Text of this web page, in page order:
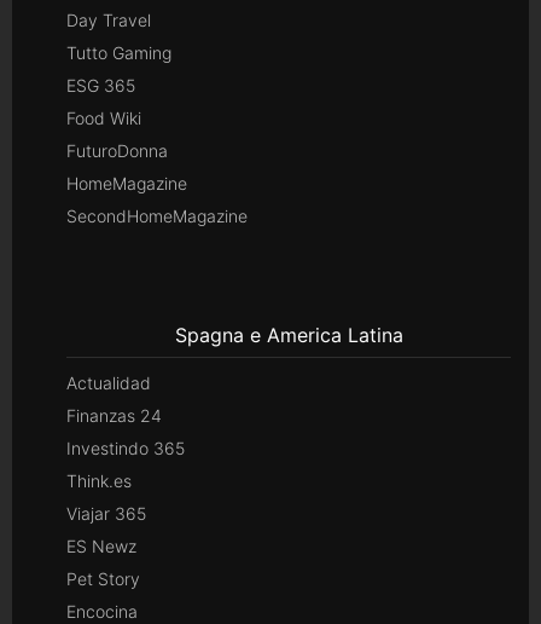
Day Travel
Tutto Gaming
ESG 365
Food Wiki
FuturoDonna
HomeMagazine
SecondHomeMagazine
Spagna e America Latina
Actualidad
Finanzas 24
Investindo 365
Think.es
Viajar 365
ES Newz
Pet Story
Encocina